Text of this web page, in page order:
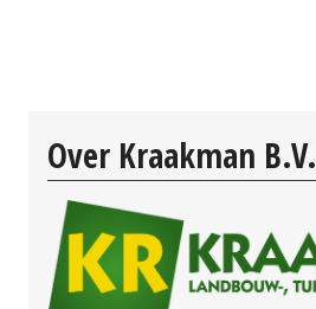
Over Kraakman B.V.